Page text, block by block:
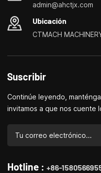
tornos, taladradores y
admin@ahctjx.com
Ubicación
CTMACH
Suscribir
Continúe leyendo,
invitamos a que nos cuente
Hotline : +86-